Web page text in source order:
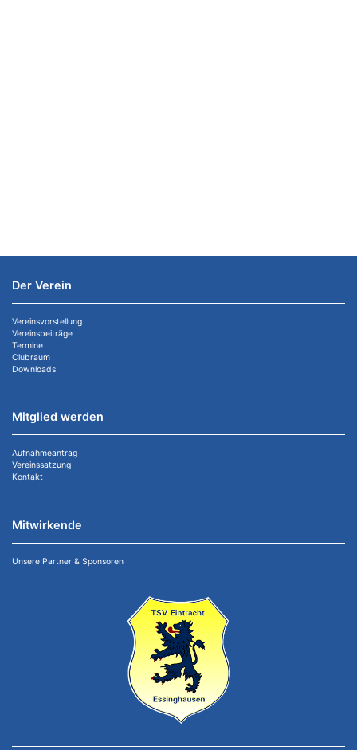
Der Verein
Vereinsvorstellung
Vereinsbeiträge
Termine
Clubraum
Downloads
Mitglied werden
Aufnahmeantrag
Vereinssatzung
Kontakt
Mitwirkende
Unsere Partner & Sponsoren